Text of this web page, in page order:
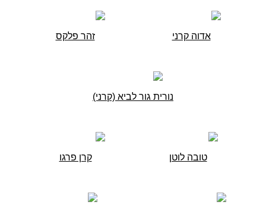
אדוה קרני זהר פלקס
נורית גור לביא (קרני)
טובה לוטן קרן פרגו